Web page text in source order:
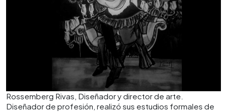
Rossemberg Rivas, Diseñador y director de arte.
Diseñador de profesión, realizó sus estudios formales de